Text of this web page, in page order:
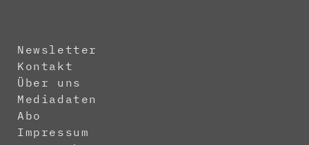
Newsletter
Kontakt
Über uns
Mediadaten
Abo
Impressum